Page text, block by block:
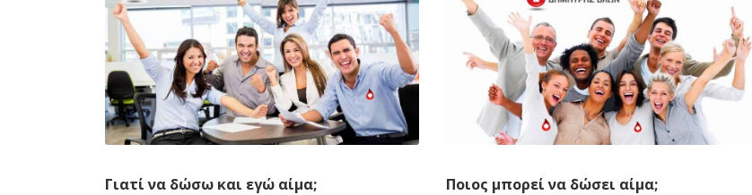
Γιατί να δώσω και εγώ αίμα; Ποιος μπορεί να δώσει αίμα;